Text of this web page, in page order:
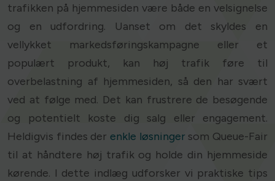
trafikken på hjemmesiden være både en velsignelse
og en udfordring. Uanset om det skyldes en
vellykket markedsføringskampagne eller et
populært produkt, kan høj trafik føre til
overbelastning af hjemmesiden, så den har svært
ved at følge med. Det kan frustrere de besøgende
og potentielt koste dig salg eller engagement.
Heldigvis findes der enkle løsningersom Queue-Fair
til at håndtere høj trafik og holde din hjemmeside
kørende. I dette indlæg udforsker vi praktiske tips